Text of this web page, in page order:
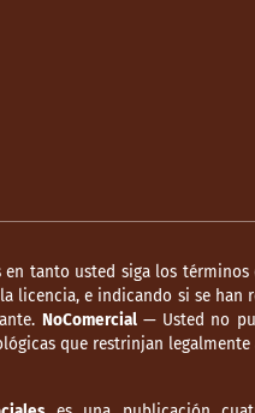
tanto usted siga los
licencia, e indicando si se
NoComercial— Usted no
que restrinjan